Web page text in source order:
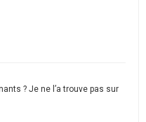
? Je ne l’a trouve pas sur